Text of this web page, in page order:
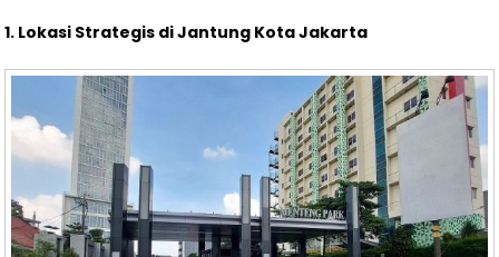
1. Lokasi Strategis di Jantung Kota Jakarta